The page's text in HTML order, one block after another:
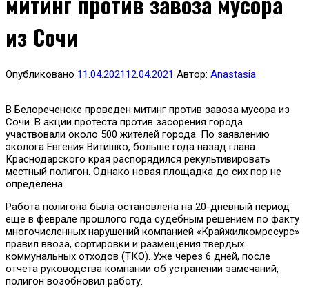
из Сочи
Опубликовано 11.04.202112.04.2021 Автор: Anastasia
В Белореченске проведен митинг против завоза мусора из
Сочи. В акции протеста против засорения города
участвовали около 500 жителей города. По заявлению
эколога Евгения Витишко, больше года назад глава
Краснодарского края распорядился рекультивировать
местный полигон. Однако новая площадка до сих пор не
определена.
Работа полигона была остановлена на 20-дневный период
еще в феврале прошлого года судебным решением по факту
многочисленных нарушений компанией «Крайжилкомресурс»
правил ввоза, сортировки и размещения твердых
коммунальных отходов (ТКО). Уже через 6 дней, после
отчета руководства компании об устранении замечаний,
полигон возобновил работу.